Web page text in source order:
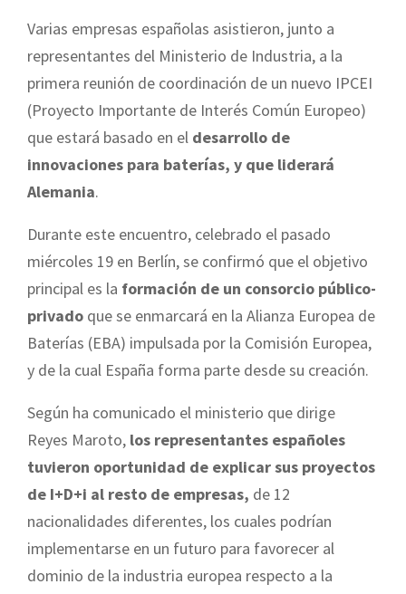
Varias empresas españolas asistieron, junto a
representantes del Ministerio de Industria, a la
primera reunión de coordinación de un nuevo IPCEI
(Proyecto Importante de Interés Común Europeo)
que estará basado en el desarrollo de
innovaciones para baterías, y que liderará
Alemania.
Durante este encuentro, celebrado el pasado
miércoles 19 en Berlín, se confirmó que el objetivo
principal es la formación de un consorcio público-
privado que se enmarcará en la Alianza Europea de
Baterías (EBA) impulsada por la Comisión Europea,
y de la cual España forma parte desde su creación.
Según ha comunicado el ministerio que dirige
Reyes Maroto, los representantes españoles
tuvieron oportunidad de explicar sus proyectos
de I+D+i al resto de empresas, de 12
nacionalidades diferentes, los cuales podrían
implementarse en un futuro para favorecer al
dominio de la industria europea respecto a la